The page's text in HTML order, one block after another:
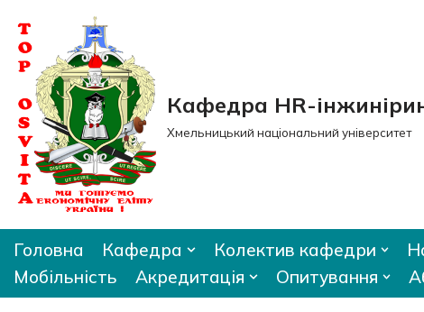
Перейти
до
вмісту
Кафедра HR-
Хмельницький національний університет
Головна Кафедра Колектив кафедри
Мобільність
Акредитація Опитування